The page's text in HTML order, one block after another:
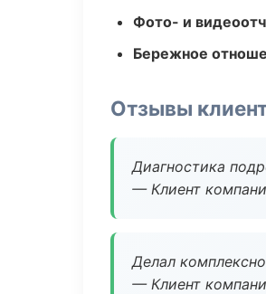
Фото- и
Бережное
Отзывы
Диагностика
— Клиент
Делал
— Клиент